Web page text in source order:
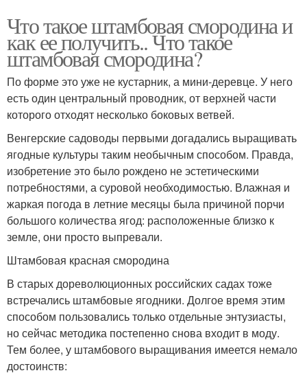
Что такое штамбовая смородина и
как ее получить.. Что такое
штамбовая смородина?
По форме это уже не кустарник, а мини-деревце. У него
есть один центральный проводник, от верхней части
которого отходят несколько боковых ветвей.
Венгерские садоводы первыми догадались выращивать
ягодные культуры таким необычным способом. Правда,
изобретение это было рождено не эстетическими
потребностями, а суровой необходимостью. Влажная и
жаркая погода в летние месяцы была причиной порчи
большого количества ягод: расположенные близко к
земле, они просто выпревали.
Штамбовая красная смородина
В старых дореволюционных российских садах тоже
встречались штамбовые ягодники. Долгое время этим
способом пользовались только отдельные энтузиасты,
но сейчас методика постепенно снова входит в моду.
Тем более, у штамбового выращивания имеется немало
достоинств: